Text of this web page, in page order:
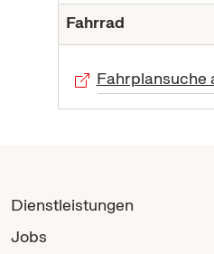
Fahrrad
Fahrplansuche
Dienstleistungen
Jobs